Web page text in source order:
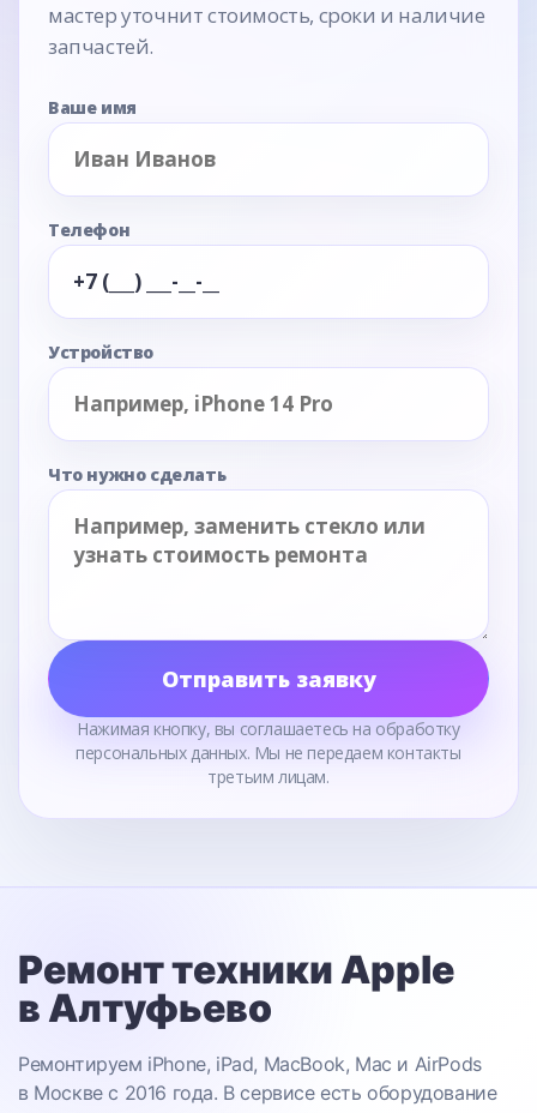
мастер уточнит стоимость, сроки и наличие
запчастей.
Ваше имя
Телефон
Устройство
Что нужно сделать
Отправить заявку
Нажимая кнопку, вы соглашаетесь на обработку
персональных данных. Мы не передаем контакты
третьим лицам.
Ремонт техники Apple
в Алтуфьево
Ремонтируем iPhone, iPad, MacBook, Mac и AirPods
в Москве с 2016 года. В сервисе есть оборудование